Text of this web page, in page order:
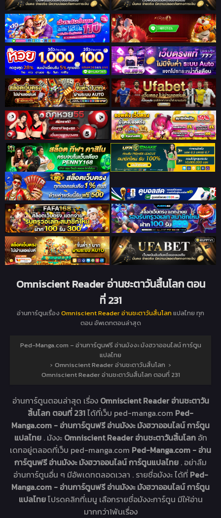
Omniscient Reader อ่านชะตาวันสิ้นโลก ตอน
ที่ 231
อ่านการ์ตูนเรื่อง Omniscient Reader อ่านชะตาวันสิ้นโลกแปลไทย ทุก
ตอน อัพเดทตอนล่าสุด
Ped-Manga.com – อ่านการ์ตูนฟรี อ่านมังงะ มังฮวาออนไลน์ การ์ตูน
แปลไทย
› Omniscient Reader อ่านชะตาวันสิ้นโลก ›
Omniscient Reader อ่านชะตาวันสิ้นโลก ตอนที่ 231
อ่านการ์ตูนตอนล่าสุด เรื่อง Omniscient Reader อ่านชะตาวัน
สิ้นโลก ตอนที่ 231ได้ที่เว็บ ped-manga.com Ped-
Manga.com - อ่านการ์ตูนฟรี อ่านมังงะ มังฮวาออนไลน์ การ์ตูน
แปลไทย . มังงะ Omniscient Reader อ่านชะตาวันสิ้นโลก อัท
เดทอยู่ตลอดที่เว็บ ped-manga.com Ped-Manga.com - อ่าน
การ์ตูนฟรี อ่านมังงะ มังฮวาออนไลน์ การ์ตูนแปลไทย . อย่าลืม
อ่านการ์ตูนอื่น ๆ มีอัพเดทตลอดเวลา . รายชื่อมังงะ ได้ที่ Ped-
Manga.com - อ่านการ์ตูนฟรี อ่านมังงะ มังฮวาออนไลน์ การ์ตูน
แปลไทยโปรดคลิกที่เมนู เลือกรายชื่อมังงะการ์ตูน มีให้อ่าน
มากกว่า1พันเรื่อง